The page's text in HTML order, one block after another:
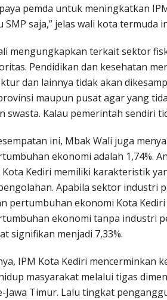
pemda untuk meningkatkan
SMP saja,” jelas wali kota termuda
mengungkapkan terkait sektor
Pendidikan dan kesehatan
dan lainnya tidak akan
maupun pusat agar yang
swasta. Kalau pemerintah sendiri
ini, Mbak Wali juga
ekonomi adalah 1,74%.
Kediri memiliki karakteristik
Apabila sektor industri
pertumbuhan ekonomi Kota
ekonomi tanpa industri
signifikan menjadi 7,33%.
IPM Kota Kediri mencerminkan
masyarakat melalui tigas
Jawa Timur. Lalu tingkat